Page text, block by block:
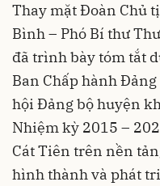
Thay mặt Đoàn Chủ
Bình – Phó Bí thư
đã trình bày tóm tắt
Ban Chấp hành
hội Đảng bộ huyện
Nhiệm kỳ 2015 –
Cát Tiên trên nền
hình thành và phát